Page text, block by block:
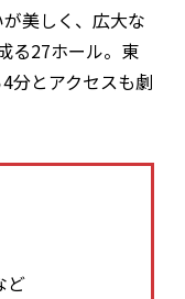
美しく、広大な
る27ホール。東
分とアクセスも劇
ど